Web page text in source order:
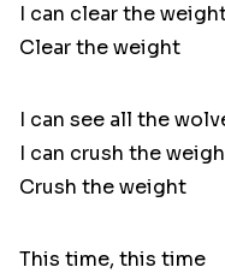
I can clear the
Clear the weight
I can see all the
I can crush the
Crush the weight
This time, this time